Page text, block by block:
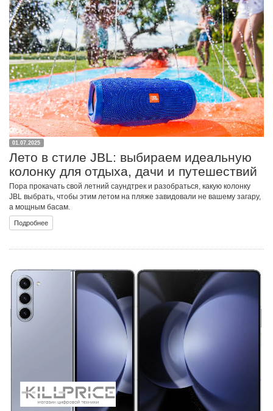
01.07.2025
Лето в стиле JBL: выбираем идеальную
колонку для отдыха, дачи и путешествий
Пора прокачать свой летний саундтрек и разобраться, какую колонку
JBL выбрать, чтобы этим летом на пляже завидовали не вашему загару,
а мощным басам.
Подробнее